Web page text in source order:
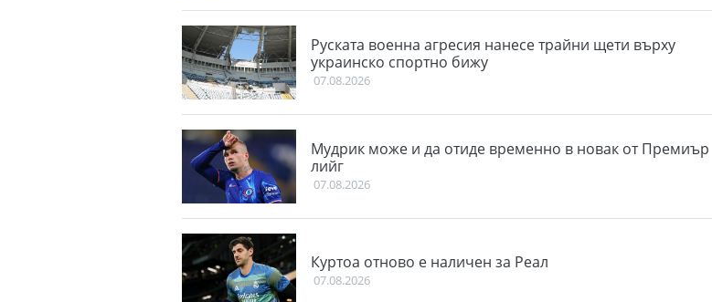
Руската военна агресия нанесе трайни щети върху
украинско спортно бижу
07.08.2026
Мудрик може и да отиде временно в новак от Премиър
лийг
07.08.2026
Куртоа отново е наличен за Реал
07.08.2026